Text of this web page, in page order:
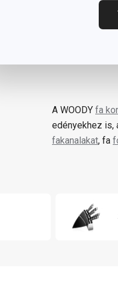
A WOODY fa
edényekhez is,
fakanalakat, fa